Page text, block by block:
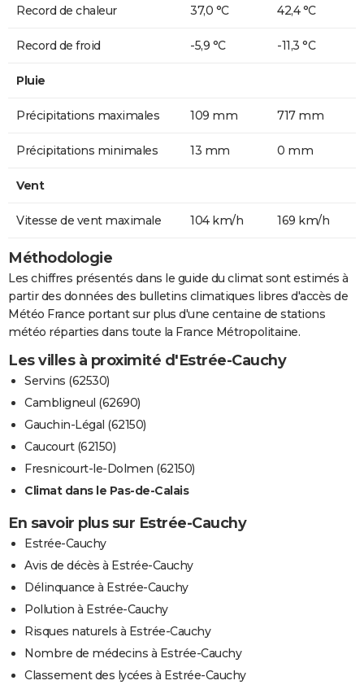
Record de chaleur 37,0 °C 42,4 °C
Record de froid -5,9 °C -11,3 °C
Pluie
Précipitations maximales 109 mm 717 mm
Précipitations minimales 13 mm 0 mm
Vent
Vitesse de vent maximale 104 km/h 169 km/h
Méthodologie
Les chiffres présentés dans le guide du climat sont estimés à
partir des données des bulletins climatiques libres d'accès de
Météo France portant sur plus d'une centaine de stations
météo réparties dans toute la France Métropolitaine.
Les villes à proximité d'Estrée-Cauchy
Servins (62530)
Cambligneul (62690)
Gauchin-Légal (62150)
Caucourt (62150)
Fresnicourt-le-Dolmen (62150)
Climat dans le Pas-de-Calais
En savoir plus sur Estrée-Cauchy
Estrée-Cauchy
Avis de décès à Estrée-Cauchy
Délinquance à Estrée-Cauchy
Pollution à Estrée-Cauchy
Risques naturels à Estrée-Cauchy
Nombre de médecins à Estrée-Cauchy
Classement des lycées à Estrée-Cauchy